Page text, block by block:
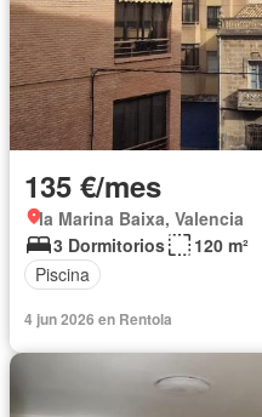
135 €/mes
la Marina Baixa, Valencia
3 Dormitorios
120 m²
Piscina
4 jun 2026 en Rentola